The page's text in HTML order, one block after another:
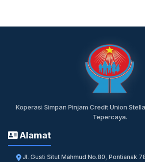
Koperasi Simpan Pinjam Credit Union
Tepercaya.
Alamat
Jl. Gusti Situt Mahmud No.80, Pontianak